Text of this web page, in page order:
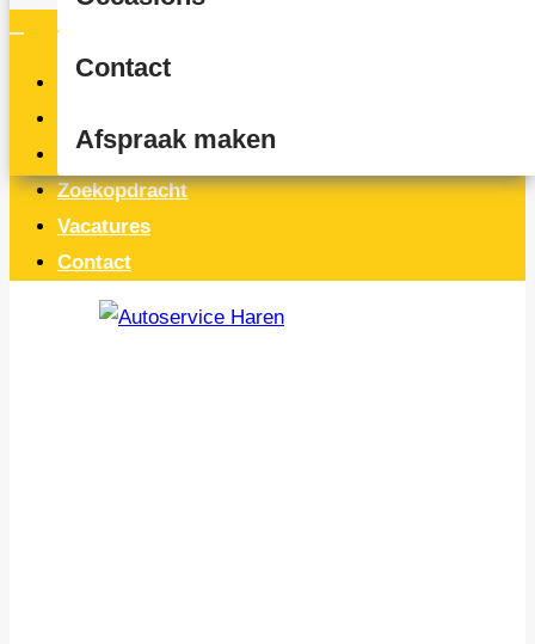
Home
Service & onderhoud
Zoekopdracht
Vacatures
Contact
Contact
Afspraak maken